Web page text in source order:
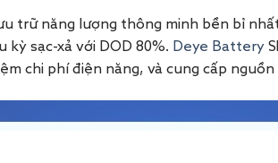
trữ năng lượng thông minh bền bỉ
sạc-xả với DOD 80%. Deye Battery
chi phí điện năng, và cung cấp